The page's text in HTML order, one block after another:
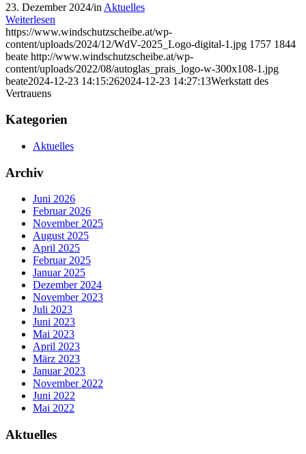
23. Dezember 2024/in Aktuelles
Weiterlesen
https://www.windschutzscheibe.at/wp-
content/uploads/2024/12/WdV-2025_Logo-digital-1.jpg 1757 1844
beate http://www.windschutzscheibe.at/wp-
content/uploads/2022/08/autoglas_prais_logo-w-300x108-1.jpg
beate2024-12-23 14:15:262024-12-23 14:27:13Werkstatt des
Vertrauens
Kategorien
Aktuelles
Archiv
Juni 2026
Februar 2026
November 2025
August 2025
April 2025
Februar 2025
Januar 2025
Dezember 2024
November 2023
Juli 2023
Juni 2023
Mai 2023
April 2023
März 2023
Januar 2023
November 2022
Juni 2022
Mai 2022
Aktuelles